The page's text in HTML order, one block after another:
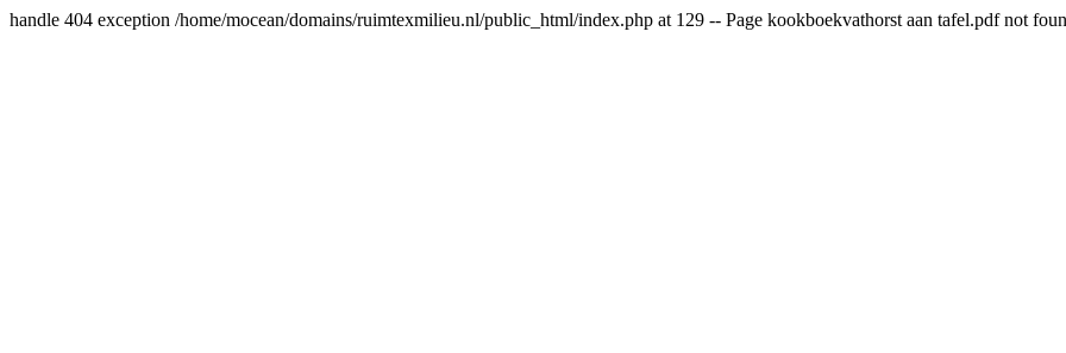
handle 404 exception /home/mocean/domains/ruimtexmilieu.nl/public_html/index.php at 129 -- Page kookboekvathorst aan tafel.pdf not